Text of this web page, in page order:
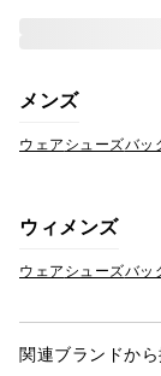
メンズ
ウェア シューズバッ
ウィメンズ
ウェア シューズバッ
関連ブランドか